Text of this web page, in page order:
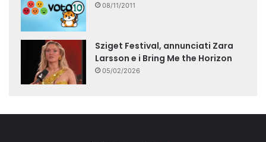
08/11/2011
Sziget Festival, annunciati Zara
Larsson e i Bring Me the Horizon
05/02/2026